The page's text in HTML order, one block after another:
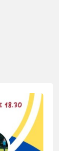
DI FINE